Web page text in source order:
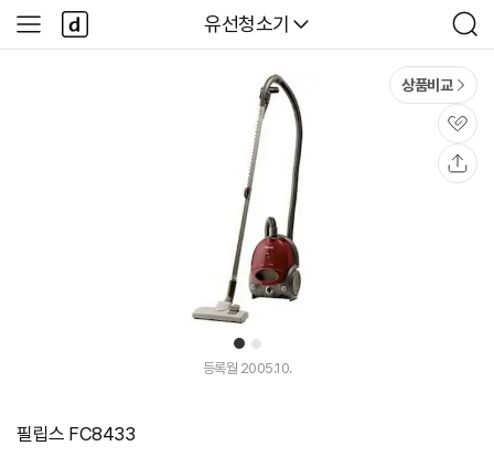
다나와
유선청소기
검
색
사
이
다
나
와
1 2
상품비교
관
심
등록월 2005.10.
필립스 FC8433